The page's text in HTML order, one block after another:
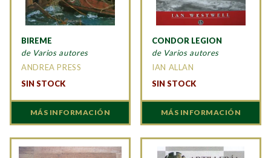
BIREME
de Varios autores
ANDREA PRESS
SIN STOCK
MÁS INFORMACIÓN
CONDOR LEGION
de Varios autores
IAN ALLAN
SIN STOCK
MÁS INFORMACIÓN